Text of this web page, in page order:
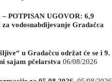
POTPISAN UGOVOR: 6,9
vodosnabdijevanje Gradačca
u Gradačcu održat će se i 9.
sajam pčelarstva 06/08/2026